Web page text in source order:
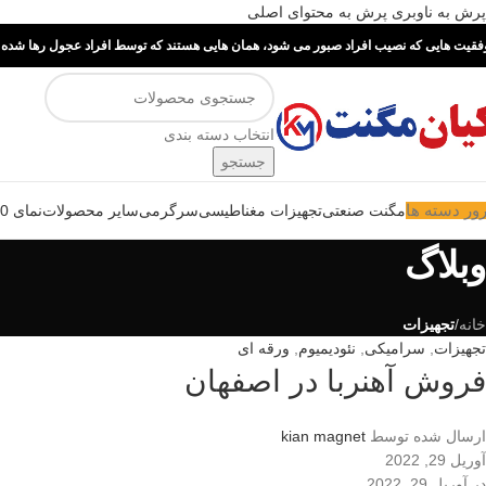
پرش به ناوبری پرش به محتوای اصلی
هایی که نصیب افراد صبور می شود، همان هایی هستند که توسط افراد عجول رها شده
انتخاب دسته بندی
جستجو
دسته هامگنت صنعتیتجهیزات مغناطیسیسرگرمیسایر محصولاتنمای 360 درجه
وبلاگ
خانه/تجهیزات
تجهیزات
سرامیکی نئودیمیوم ورقه ای
فروش آهنربا در اصفهان
ارسال شده توسط kian magnet
آوریل 29, 2022